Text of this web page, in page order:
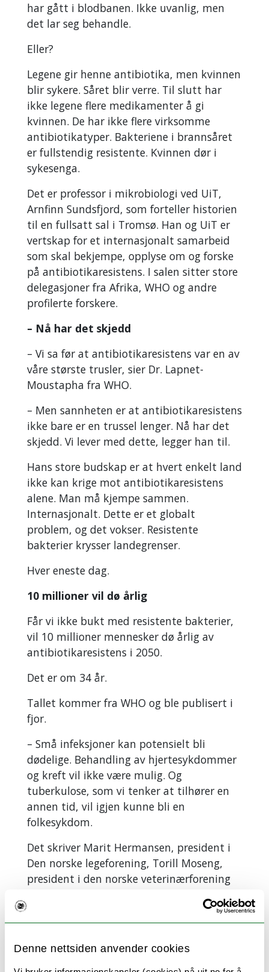
Denne nettsiden anvender cookies
har gått i blodbanen. Ikke uvanlig, men
det lar seg behandle.
Eller?
Legene gir henne antibiotika, men kvinnen
blir sykere. Såret blir verre. Til slutt har
ikke legene flere medikamenter å gi
kvinnen. De har ikke flere virksomme
antibiotikatyper. Bakteriene i brannsåret
er fullstendig resistente. Kvinnen dør i
sykesenga.
Det er professor i mikrobiologi ved UiT,
Arnfinn Sundsfjord, som forteller historien
til en fullsatt sal i Tromsø. Han og UiT er
vertskap for et internasjonalt samarbeid
som skal bekjempe, opplyse om og forske
på antibiotikaresistens. I salen sitter store
delegasjoner fra Afrika, WHO og andre
profilerte forskere.
–­ Nå har det skjedd
– Vi sa før at antibiotikaresistens var en av
våre største trusler, sier Dr. Lapnet-
Moustapha fra WHO.
– Men sannheten er at antibiotikaresistens
ikke bare er en trussel lenger. Nå har det
skjedd. Vi lever med dette, legger han til.
Hans store budskap er at hvert enkelt land
ikke kan krige mot antibiotikaresistens
alene. Man må kjempe sammen.
Internasjonalt. Dette er et globalt
problem, og det vokser. Resistente
bakterier krysser landegrenser.
Hver eneste dag.
10 millioner vil dø årlig
Får vi ikke bukt med resistente bakterier,
vil 10 millioner mennesker dø årlig av
antibiotikaresistens i 2050.
Det er om 34 år.
Tallet kommer fra WHO og ble publisert i
fjor.
– Små infeksjoner kan potensielt bli
dødelige. Behandling av hjertesykdommer
og kreft vil ikke være mulig. Og
tuberkulose, som vi tenker at tilhører en
annen tid, vil igjen kunne bli en
folkesykdom.
Det skriver Marit Hermansen, president i
Den norske legeforening, Torill Moseng,
president i den norske veterinærforening
den norske tannlegeforening, i en kronikk i
Aftenposten
Skremmende lesning, tenker du kanskje,
men dette er ikke bare lesning, ifølge